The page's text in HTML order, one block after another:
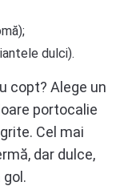
dulci).
copt? Alege un
portocalie
Cel mai
dar dulce,